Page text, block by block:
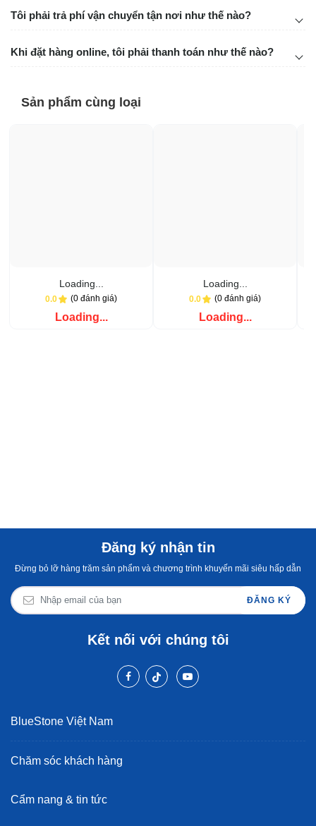
Tôi phải trả phí vận chuyển tận nơi như thế nào?
Khi đặt hàng online, tôi phải thanh toán như thế nào?
Sản phẩm cùng loại
Loading...
0.0 (0 đánh giá)
Loading...
Loading...
0.0 (0 đánh giá)
Loading...
Đăng ký nhận tin
Đừng bỏ lỡ hàng trăm sản phẩm và chương trình khuyến mãi siêu hấp dẫn
ĐĂNG KÝ
Kết nối với chúng tôi
BlueStone Việt Nam
Chăm sóc khách hàng
Cẩm nang & tin tức